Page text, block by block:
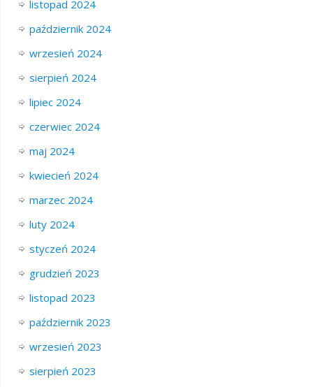
listopad 2024
październik 2024
wrzesień 2024
sierpień 2024
lipiec 2024
czerwiec 2024
maj 2024
kwiecień 2024
marzec 2024
luty 2024
styczeń 2024
grudzień 2023
listopad 2023
październik 2023
wrzesień 2023
sierpień 2023